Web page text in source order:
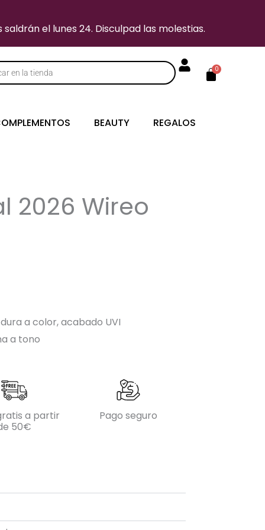
el lunes 24. Disculpad las molestias.
0
Carrito
BEAUTY REGALOS
2026 Wireo
a color, acabado UVI
a tono
a partir
50€
Pago seguro